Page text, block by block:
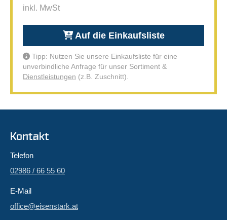
inkl. MwSt
Auf die Einkaufsliste
Tipp: Nutzen Sie unsere Einkaufsliste für eine
unverbindliche Anfrage für unser Sortiment &
Dienstleistungen (z.B. Zuschnitt).
Kontakt
Telefon
02986 / 66 55 60
E-Mail
office@eisenstark.at